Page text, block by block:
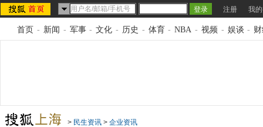
注册 我
首页 - 新闻 - 军事 - 文化 - 历史 - 体育 - NBA - 视频 - 娱谈 -
> 民生资讯 > 企业资讯